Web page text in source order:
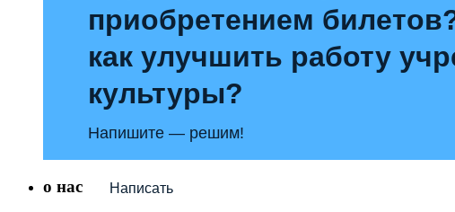
приобретением
как улучшить работу
культуры?
Напишите — решим!
Написать
о нас